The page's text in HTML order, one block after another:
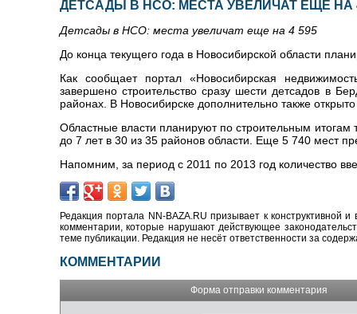
ДЕТСАДЫ В НСО: МЕСТА УВЕЛИЧАТ ЕЩЕ НА
Детсады в НСО: места увеличат еще на 4 595
До конца текущего года в Новосибирской области
Как сообщает портал «Новосибирская
завершено строительство сразу шести детсадов в
районах. В Новосибирске дополнительно также
Областные власти планируют по строительным итогам
до 7 лет в 30 из 35 районов области. Еще 5 740 мест
Напомним, за период с 2011 по 2013 год количество
Редакция портала NN-BAZA.RU призывает к конструктивной
комментарии, которые нарушают действующее
теме публикации. Редакция не несёт ответственности за
КОММЕНТАРИИ
Форма отправки комментария